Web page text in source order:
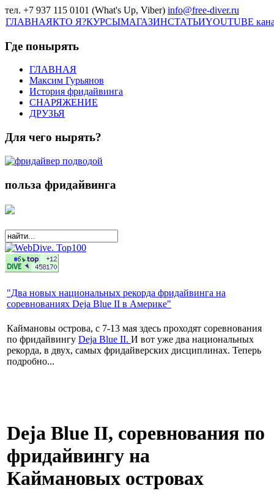
тел. +7 937 115 0101 (What's Up, Viber) info@free-diver.ru
ГЛАВНАЯКТО Я?КУРСЫМАГАЗИНСТАТЬИYOUTUBE
Где понырять
ГЛАВНАЯ
Максим Гурьянов
История фридайвинга
СНАРЯЖЕНИЕ
ДРУЗЬЯ
Для чего нырять?
польза фридайвинга
"Два новых национальных рекорда фридайвинга на
соревнованиях Deja Blue II в Америке"
Каймановы острова, с 7-13 мая здесь проходят соревнования
по фридайвингу Deja Blue II. И вот уже два национальных
рекорда, в двух, самых фридайверских дисциплинах. Теперь
подробно...
Deja Blue II, соревнования по
фридайвингу на
Каймановых островах